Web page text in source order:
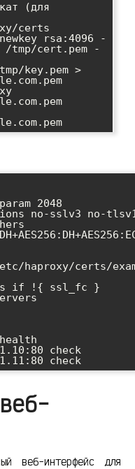
(для
certs
rsa:4096 -
/tmp/cert.pem -
key.pem >
веб-интерфейс для